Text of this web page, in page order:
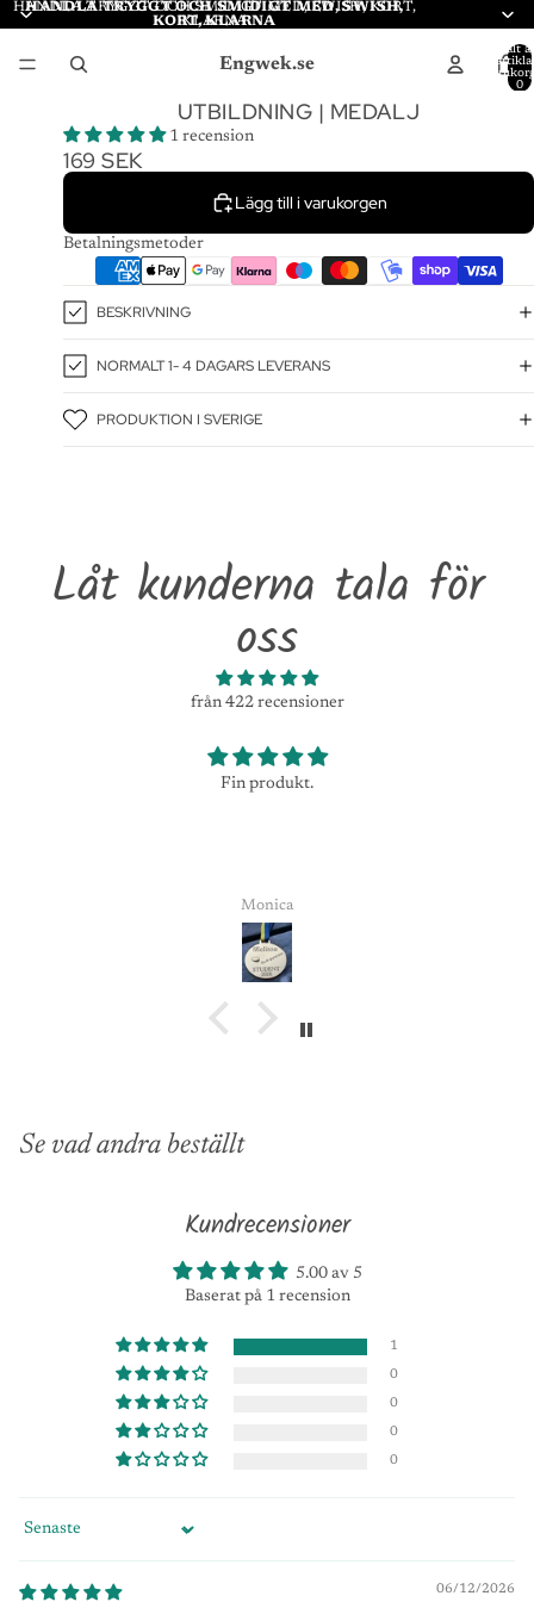
HANDLA TRYGGT OCH SMIDIGT MED, SWISH,
KORT, KLARNA
HANDLA TRYGGT OCH SMIDIGT MED, SWISH, KORT,
KLARNA
Engwek.se
Totalt
0
UTBILDNING | MEDALJ
1 recension
169 SEK
Lägg till i varukorgen
Betalningsmetoder
BESKRIVNING
NORMALT 1- 4 DAGARS LEVERANS
PRODUKTION I SVERIGE
Låt kunderna tala för
oss
från 422 recensioner
Fin produkt.
Monica
Se vad andra beställt
Kundrecensioner
5.00 av 5
Baserat på 1 recension
1
0
0
0
0
Sort by
06/12/2026